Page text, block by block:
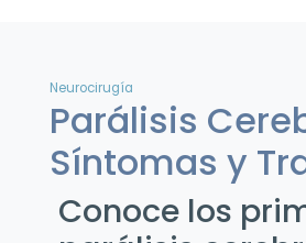
Neurocirugía
Parálisis
Síntomas y
Conoce los